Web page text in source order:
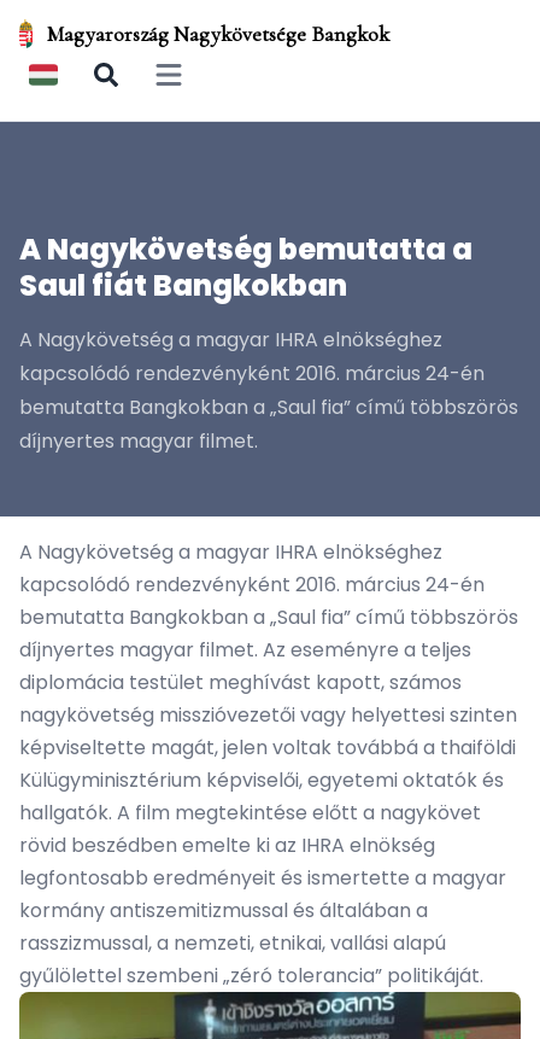
Magyarország Nagykövetsége Bangkok
Open main menu
A Nagykövetség bemutatta a
Saul fiát Bangkokban
A Nagykövetség a magyar IHRA elnökséghez
kapcsolódó rendezvényként 2016. március 24-én
bemutatta Bangkokban a „Saul fia” című többszörös
díjnyertes magyar filmet.
A Nagykövetség a magyar IHRA elnökséghez
kapcsolódó rendezvényként 2016. március 24-én
bemutatta Bangkokban a „Saul fia” című többszörös
díjnyertes magyar filmet. Az eseményre a teljes
diplomácia testület meghívást kapott, számos
nagykövetség misszióvezetői vagy helyettesi szinten
képviseltette magát, jelen voltak továbbá a thaiföldi
Külügyminisztérium képviselői, egyetemi oktatók és
hallgatók. A film megtekintése előtt a nagykövet
rövid beszédben emelte ki az IHRA elnökség
legfontosabb eredményeit és ismertette a magyar
kormány antiszemitizmussal és általában a
rasszizmussal, a nemzeti, etnikai, vallási alapú
gyűlölettel szembeni „zéró tolerancia” politikáját.